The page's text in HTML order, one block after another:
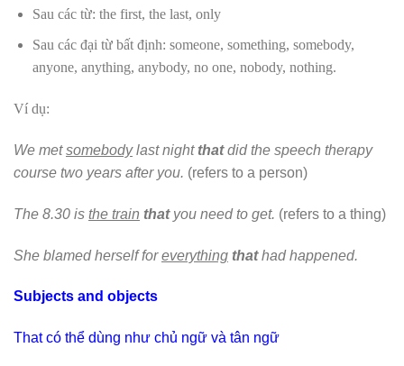
Sau các từ: the first, the last, only
Sau các đại từ bất định: someone, something, somebody,
anyone, anything, anybody, no one, nobody, nothing.
Ví dụ:
We metsomebodylast night thatdid the speech therapy
course two years after you. (refers to a person)
The 8.30 is the train thatyou need to get. (refers to a thing)
She blamed herself foreverything thathad happened.
Subjects and objects
That có thể dùng như chủ ngữ và tân ngữ